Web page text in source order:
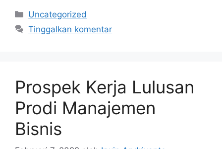
Kategori
Uncategorized
Tinggalkan komentar
Prospek Kerja Lulusan
Prodi Manajemen
Bisnis